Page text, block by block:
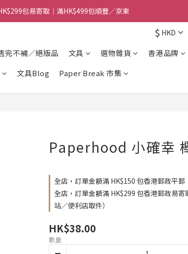
包易寄取｜滿HK$499包順豐／京東
包易寄取｜滿HK$499包順豐／京東
包易寄取｜滿HK$499包順豐／京東
$ HKD
完不補／絕版品 文具 選物雜貨
香港品牌
文具Blog Paper Break 市集
Paperhood 小確幸
全店，訂單金額滿 HK$150 包香港郵政平郵
全店，訂單金額滿 HK$299 包香港郵政易寄
站／便利店取件）
HK$38.00
數量